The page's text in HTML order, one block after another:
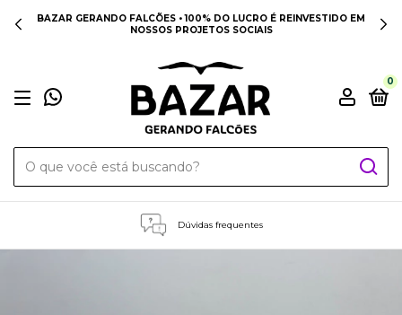
BAZAR GERANDO FALCÕES • 100% DO LUCRO É REINVESTIDO EM
NOSSOS PROJETOS SOCIAIS
0
Dúvidas frequentes